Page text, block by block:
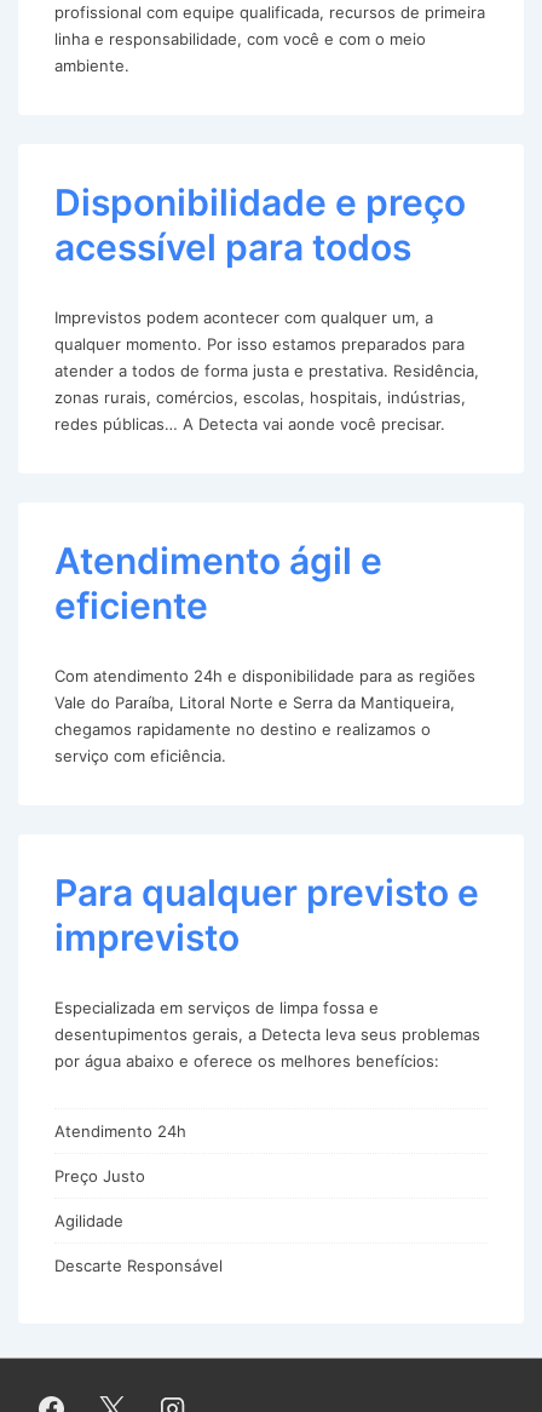
profissional com equipe qualificada, recursos de primeira
linha e responsabilidade, com você e com o meio
ambiente.
Disponibilidade e preço
acessível para todos
Imprevistos podem acontecer com qualquer um, a
qualquer momento. Por isso estamos preparados para
atender a todos de forma justa e prestativa. Residência,
zonas rurais, comércios, escolas, hospitais, indústrias,
redes públicas… A Detecta vai aonde você precisar.
Atendimento ágil e
eficiente
Com atendimento 24h e disponibilidade para as regiões
Vale do Paraíba, Litoral Norte e Serra da Mantiqueira,
chegamos rapidamente no destino e realizamos o
serviço com eficiência.
Para qualquer previsto e
imprevisto
Especializada em serviços de limpa fossa e
desentupimentos gerais, a Detecta leva seus problemas
por água abaixo e oferece os melhores benefícios:
Atendimento 24h
Preço Justo
Agilidade
Descarte Responsável